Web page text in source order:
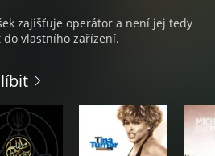
zajišťuje operátor a není jej tedy
vlastního zařízení.